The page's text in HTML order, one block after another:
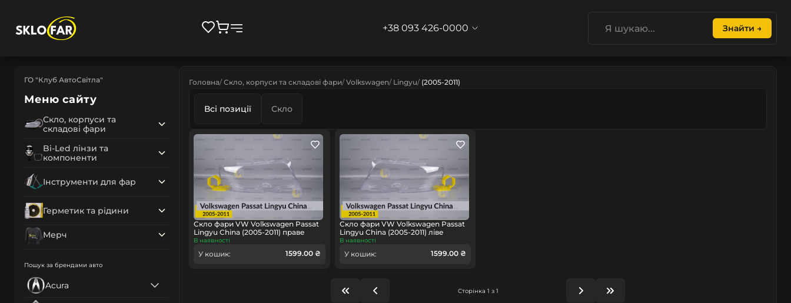
+38 093 426-0000 Знайти →
ГО "Клуб АвтоСвітла"
Меню сайту
Скло, корпуси та
складові фари
Bi-Led лінзи та
компоненти
Інструменти для фар
Герметик та рідини
Мерч
Пошук за брендами авто
Acura
Головна Скло, корпуси та складові фари Volkswagen Lingyu (2005-2011)
Всі позиції Скло
Скло фари VW Volkswagen Passat
Lingyu China (2005-2011) праве
В наявності
У кошик: 1599.00 ₴
Скло фари VW Volkswagen Passat
Lingyu China (2005-2011) ліве
В наявності
У кошик: 1599.00 ₴
Сторінка 1 з 1